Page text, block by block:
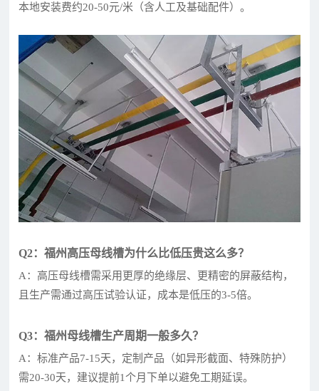
本地安装费约20-50元/米（含人工及基础配件）。
Q2：福州高压母线槽为什么比低压贵这么多？
A：高压母线槽需采用更厚的绝缘层、更精密的屏蔽结构，
且生产需通过高压试验认证，成本是低压的3-5倍。
Q3：福州母线槽生产周期一般多久？
A：标准产品7-15天，定制产品（如异形截面、特殊防护）
需20-30天，建议提前1个月下单以避免工期延误。